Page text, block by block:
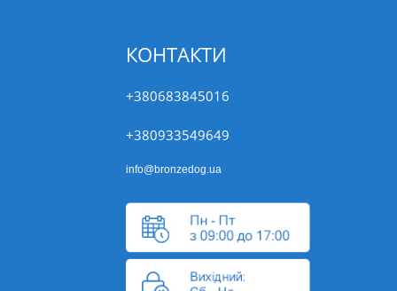
КОНТАКТИ
+380683845016
+380933549649
info@bronzedog.ua